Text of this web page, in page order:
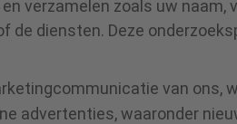
verzamelen zoals uw naam,
diensten. Deze
van ons,
advertenties, waaronder